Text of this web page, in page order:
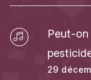
Peut-
29